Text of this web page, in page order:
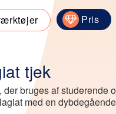
Pris
tjek
bruges af studerende
med en